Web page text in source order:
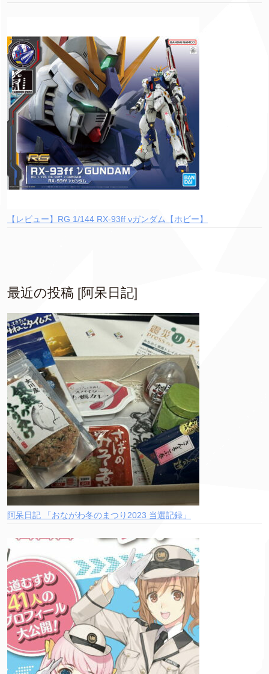
【レビュー】RG 1/144 RX-93ff νガンダム【ホビー】
最近の投稿 [阿呆日記]
阿呆日記 「おながわ冬のまつり2023 当選記録」